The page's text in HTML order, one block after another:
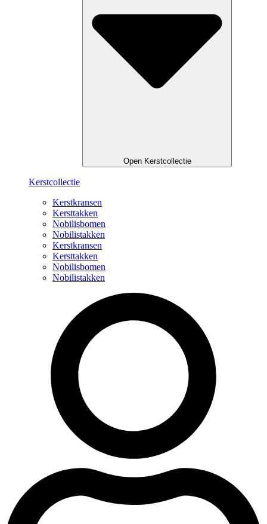
Open Kerstcollectie
Kerstcollectie
Kerstkransen
Kersttakken
Nobilisbomen
Nobilistakken
Kerstkransen
Kersttakken
Nobilisbomen
Nobilistakken